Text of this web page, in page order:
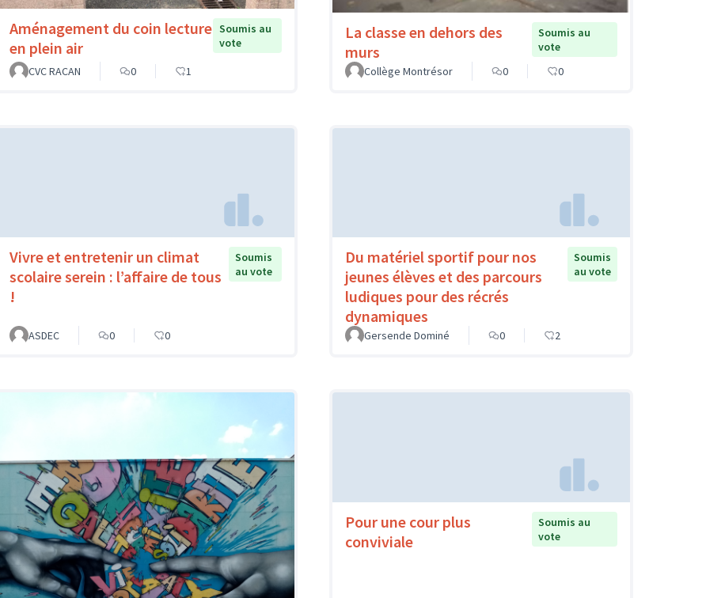
Aménagement du coin lecture
en plein air
Soumis au
vote
CVC RACAN 0 1
La classe en dehors des
murs
Soumis au
vote
Collège Montrésor
0 0
Vivre et entretenir un climat
scolaire serein : l’affaire de tous
!
Soumis
au vote
ASDEC 0 0
Du matériel sportif pour nos
jeunes élèves et des parcours
ludiques pour des récrés
dynamiques
Soumis
au vote
Gersende Dominé 0 2
Pour une cour plus
conviviale
Soumis au
vote